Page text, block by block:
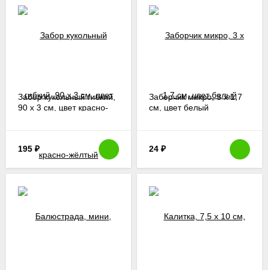
Забор кукольный гибкий,
90 х 3 см, цвет красно-
195 ₽
Заборчик микро, 3 х 1,7
см, цвет белый
24 ₽